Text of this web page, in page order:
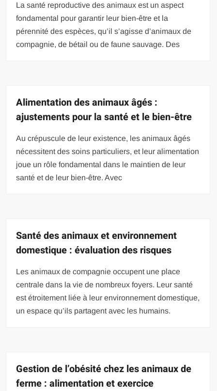
La santé reproductive des animaux est un aspect
fondamental pour garantir leur bien-être et la
pérennité des espèces, qu’il s’agisse d’animaux de
compagnie, de bétail ou de faune sauvage. Des
Alimentation des animaux âgés :
ajustements pour la santé et le bien-être
Au crépuscule de leur existence, les animaux âgés
nécessitent des soins particuliers, et leur alimentation
joue un rôle fondamental dans le maintien de leur
santé et de leur bien-être. Avec
Santé des animaux et environnement
domestique : évaluation des risques
Les animaux de compagnie occupent une place
centrale dans la vie de nombreux foyers. Leur santé
est étroitement liée à leur environnement domestique,
un espace qu’ils partagent avec les humains.
Gestion de l’obésité chez les animaux de
ferme : alimentation et exercice